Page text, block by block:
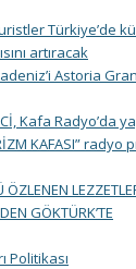
Türkiye’de
artıracak
Astoria
Kafa Radyo’da
KAFASI”
ÖZLENEN
GÖKTÜRK’TE
Politikası